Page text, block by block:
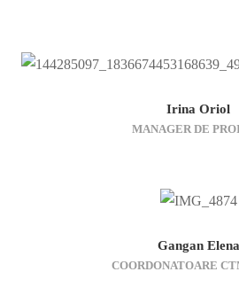
Irina Oriol
MANAGER DE
Gangan Elena
COORDONATOARE